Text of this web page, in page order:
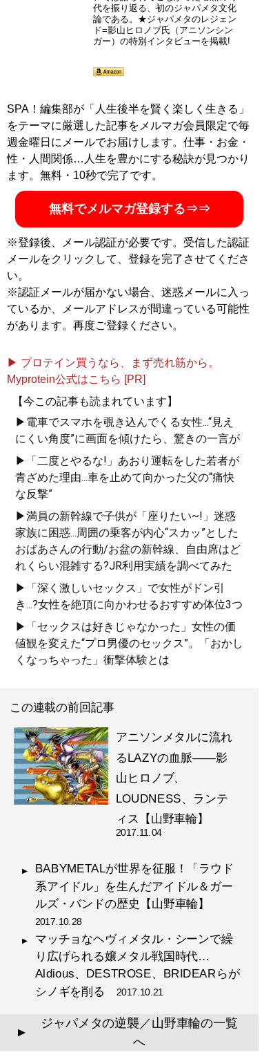
代を振り返る、初のジャパメタ文化
論である。★ジャパメタのレジェン
ド=影山ヒロノブ氏（アニソンシン
ガー）の特別インタビューを掲載!
SPA！編集部が「人生後半を賢く楽しく生きる」
をテーマに厳選した記事をメルマガ会員限定で毎
週金曜日にメールでお届けします。仕事・お金・
性・人間関係…人生を豊かにする秘訣が見つかり
ます。無料・10秒で完了です。
無料でメルマガ登録する⇒⇒
※登録後、メール認証が必要です。受信した認証
メールをクリックして、登録を完了させてくださ
い。
※認証メールが届かない場合、迷惑メールに入っ
ているか、メールアドレスが間違っている可能性
があります。再度ご登録ください。
▶ プロテイン買うなら、まず売れ筋から。
Myprotein公式はこちら [PR]
【今この記事も読まれています】
▶電車でスマホを覗き込んでくる女性...“見え
にくい角度”に画面を傾けたら、驚きの一言が
▶「二度とやるな!」あおり運転をした若者が
青ざめた理由...車を止めて向かった父の“痛快
な反撃”
▶満員の新幹線で子供が「座りたい~!」迷惑
家族に困惑...周囲の乗客が内心“スカッ”とした
おばあさんの行動/お盆の新幹線、自由席はど
れくらい混雑する?JR利用実績を調べてみた
▶「深く激しいセックス」で女性がドン引
き...?女性を絶頂に向かわせるおすすめ体位3つ
▶「セックスは好きじゃなかった」女性の価
値観を変えた“プロ男優のセックス”。「おかし
くなっちゃった」衝撃体験とは
この連載の前回記事
アニソンメタルに流れ
るLAZYの血脈――影
山ヒロノブ、
LOUDNESS、ランテ
ィス【山野車輪】
2017.11.04
BABYMETALが世界を征服！「ラウド
系アイドル」を生んだアイドル＆ガー
ルズ・バンドの歴史【山野車輪】
2017.10.28
マッチョなヘヴィメタル・シーンで繰
り広げられる嬢メタル戦国時代…
Aldious、DESTROSE、BRIDEARらが
シノギを削る 2017.10.21
▲
ジャパメタの逆襲／山野車輪の一覧
へ